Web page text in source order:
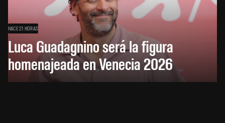
HACE 21 HORAS
Luca Guadagnino será la figura
homenajeada en Venecia 2026